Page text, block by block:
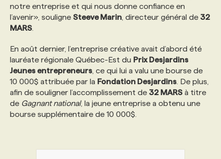
notre entreprise et qui nous donne confiance en
l’avenir», souligne Steeve Marin , directeur général de 32
MARS
En août dernier, l’entreprise créative avait d’abord été
lauréate régionale Québec-Est du Prix Desjardins
Jeunes entrepreneurs , ce qui lui a valu une bourse de
10 000$ attribuée par la Fondation Desjardins . De plus,
afin de souligner l’accomplissement de 32 MARS à titre
de Gagnant national, la jeune entreprise a obtenu une
bourse supplémentaire de 10 000$.